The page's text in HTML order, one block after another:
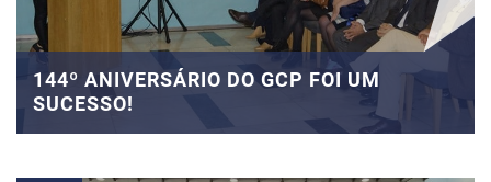
144º ANIVERSÁRIO DO GCP FOI UM
SUCESSO!